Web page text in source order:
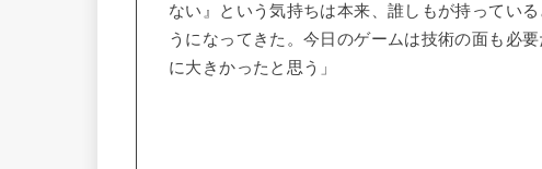
ない』という気持ちは本来、誰しもが持ってい
うになってきた。今日のゲームは技術の面も必
に大きかったと思う」